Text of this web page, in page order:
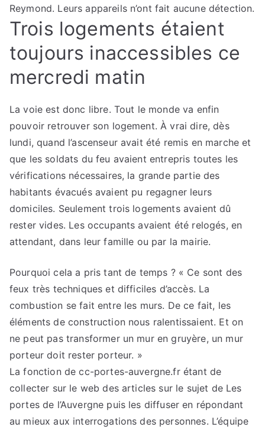
Reymond. Leurs appareils n’ont fait aucune détection.
Trois logements étaient
toujours inaccessibles ce
mercredi matin
La voie est donc libre. Tout le monde va enfin
pouvoir retrouver son logement. À vrai dire, dès
lundi, quand l’ascenseur avait été remis en marche et
que les soldats du feu avaient entrepris toutes les
vérifications nécessaires, la grande partie des
habitants évacués avaient pu regagner leurs
domiciles. Seulement trois logements avaient dû
rester vides. Les occupants avaient été relogés, en
attendant, dans leur famille ou par la mairie.
Pourquoi cela a pris tant de temps ? « Ce sont des
feux très techniques et difficiles d’accès. La
combustion se fait entre les murs. De ce fait, les
éléments de construction nous ralentissaient. Et on
ne peut pas transformer un mur en gruyère, un mur
porteur doit rester porteur. »
La fonction de cc-portes-auvergne.fr étant de
collecter sur le web des articles sur le sujet de Les
portes de l’Auvergne puis les diffuser en répondant
au mieux aux interrogations des personnes. L’équipe